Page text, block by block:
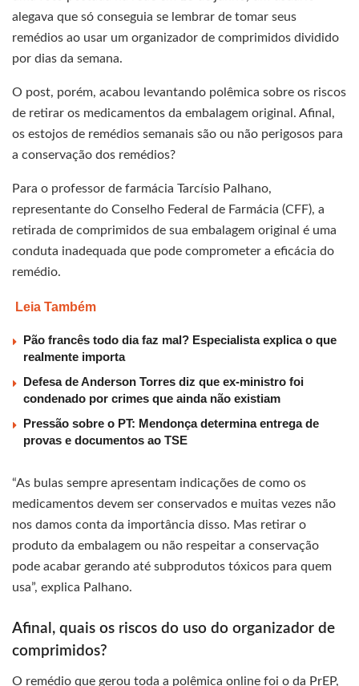
alegava que só conseguia se lembrar de tomar seus
remédios ao usar um organizador de comprimidos dividido
por dias da semana.
O post, porém, acabou levantando polêmica sobre os riscos
de retirar os medicamentos da embalagem original. Afinal,
os estojos de remédios semanais são ou não perigosos para
a conservação dos remédios?
Para o professor de farmácia Tarcísio Palhano,
representante do Conselho Federal de Farmácia (CFF), a
retirada de comprimidos de sua embalagem original é uma
conduta inadequada que pode comprometer a eficácia do
remédio.
Leia Também
Pão francês todo dia faz mal? Especialista explica o que
realmente importa
Defesa de Anderson Torres diz que ex-ministro foi
condenado por crimes que ainda não existiam
Pressão sobre o PT: Mendonça determina entrega de
provas e documentos ao TSE
“As bulas sempre apresentam indicações de como os
medicamentos devem ser conservados e muitas vezes não
nos damos conta da importância disso. Mas retirar o
produto da embalagem ou não respeitar a conservação
pode acabar gerando até subprodutos tóxicos para quem
usa”, explica Palhano.
Afinal, quais os riscos do uso do organizador de
comprimidos?
O remédio que gerou toda a polêmica online foi o da PrEP,